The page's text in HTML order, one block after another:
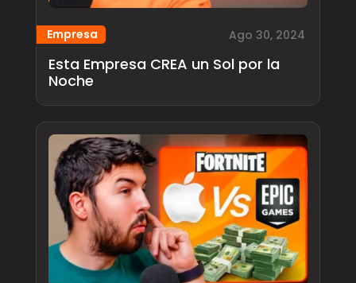
Empresa Ago 30, 2024
Esta Empresa CREA un Sol por la
Noche